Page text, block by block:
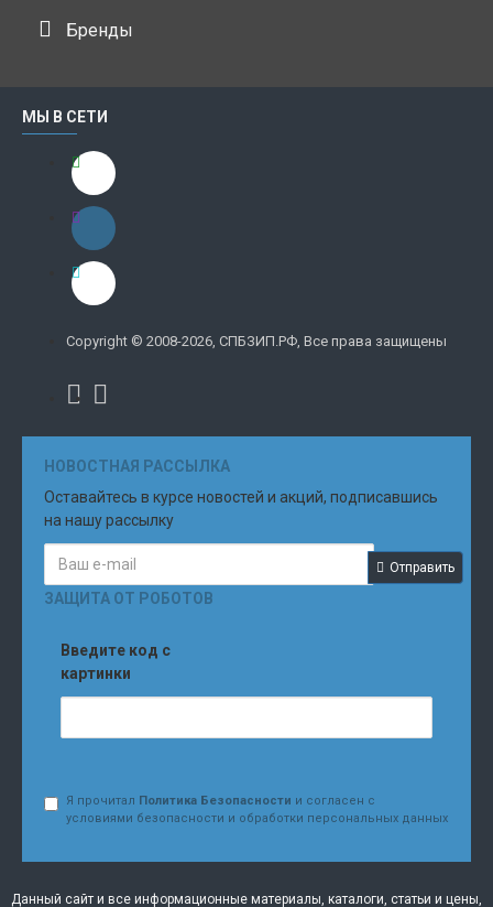
Бренды
МЫ В СЕТИ
Copyright © 2008-2026, СПБЗИП.РФ, Все права защищены
НОВОСТНАЯ РАССЫЛКА
Оставайтесь в курсе новостей и акций, подписавшись
на нашу рассылку
Отправить
ЗАЩИТА ОТ РОБОТОВ
Введите код с
картинки
Я прочитал Политика Безопасности и согласен с
условиями безопасности и обработки персональных данных
Данный сайт и все информационные материалы, каталоги, статьи и цены,